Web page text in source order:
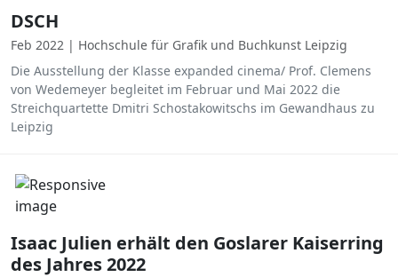
DSCH
Feb 2022 | Hochschule für Grafik und Buchkunst Leipzig
Die Ausstellung der Klasse expanded cinema/ Prof. Clemens
von Wedemeyer begleitet im Februar und Mai 2022 die
Streichquartette Dmitri Schostakowitschs im Gewandhaus zu
Leipzig
Isaac Julien erhält den Goslarer Kaiserring
des Jahres 2022